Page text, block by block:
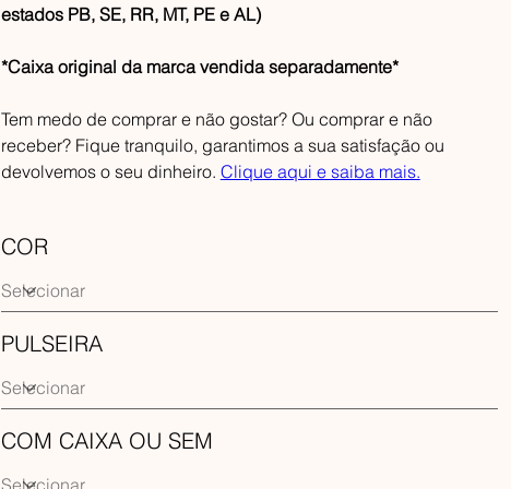
estados PB, SE, RR, MT, PE e AL)
*Caixa original da marca vendida separadamente*
Tem medo de comprar e não gostar? Ou comprar e não
receber? Fique tranquilo, garantimos a sua satisfação ou
devolvemos o seu dinheiro. Clique aqui e saiba mais.
COR
PULSEIRA
COM CAIXA OU SEM